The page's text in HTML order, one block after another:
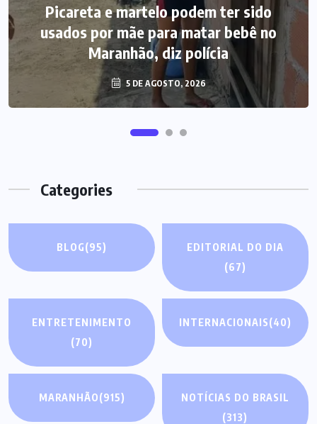
Picareta e martelo podem ter sido
usados por mãe para matar bebê no
Maranhão, diz polícia
5 DE AGOSTO, 2026
Categories
BLOG(95)
EDITORIAL DO DIA
(67)
ENTRETENIMENTO
(70)
INTERNACIONAIS(40)
MARANHÃO(915)
NOTÍCIAS DO BRASIL
(313)